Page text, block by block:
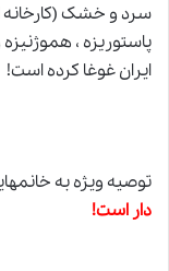
سرد و خشک
پاستوریزه ،
ایران غوغا کرده است!
توصیه ویژه به
دار است!